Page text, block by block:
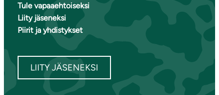
Tule vapaaehtoiseksi
Liity jäseneksi
Piirit ja yhdistykset
LIITY JÄSENEKSI